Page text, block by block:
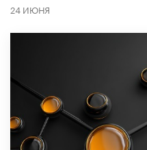
24 ИЮНЯ